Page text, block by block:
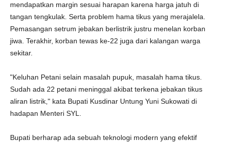
mendapatkan margin sesuai harapan karena harga jatuh di
tangan tengkulak. Serta problem hama tikus yang merajalela.
Pemasangan setrum jebakan berlistrik justru menelan korban
jiwa. Terakhir, korban tewas ke-22 juga dari kalangan warga
sekitar.
"Keluhan Petani selain masalah pupuk, masalah hama tikus.
Sudah ada 22 petani meninggal akibat terkena jebakan tikus
aliran listrik," kata Bupati Kusdinar Untung Yuni Sukowati di
hadapan Menteri SYL.
Bupati berharap ada sebuah teknologi modern yang efektif